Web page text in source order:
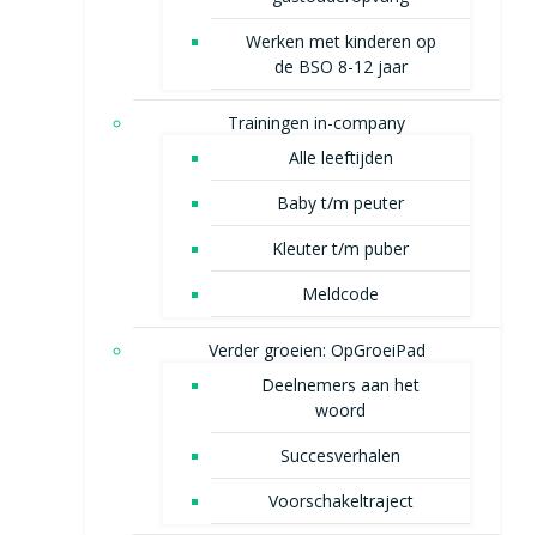
Werken met kinderen op
de BSO 8-12 jaar
Trainingen in-company
Alle leeftijden
Baby t/m peuter
Kleuter t/m puber
Meldcode
Verder groeien: OpGroeiPad
Deelnemers aan het
woord
Succesverhalen
Voorschakeltraject